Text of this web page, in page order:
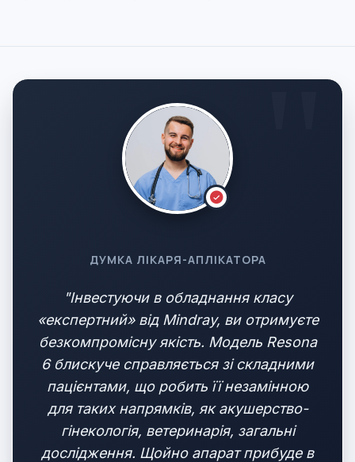
ДУМКА ЛІКАРЯ-АПЛІКАТОРА
"Інвестуючи в обладнання класу
«експертний» від Mindray, ви отримуєте
безкомпромісну якість. Модель Resona
6 блискуче справляється зі складними
пацієнтами, що робить її незамінною
для таких напрямків, як акушерство-
гінекологія, ветеринарія, загальні
дослідження. Щойно апарат прибуде в